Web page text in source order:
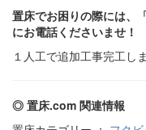
置床でお困りの際には、
にお電話くださいませ！
１人工で追加工事完工し
◎ 置床.com 関連情報